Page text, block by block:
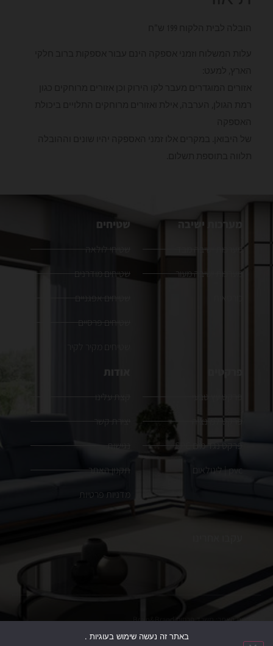
מערכות ישיבה
מערכות ישיבה מבד
מערכות ישיבה מעור
כורסאות
שטיחים
שטיחי לולאה
שטיחים מודרנים
שטיחים אפגניים
שטיחים פרסיים
שטיחים מקיר לקיר
פרקטים
פרקט עץ טבעי
פרקט למינציה
פרקט נגד מים SPC
pvc | לינולאום
אודות
קצת עלינו
יצירת קשר
נגישות
תקנון האתר
מדניות פרטיות
הקמת האתר:משרד פרסוםBrain&Brand
באתר זה נעשה שימוש בעוגיות .